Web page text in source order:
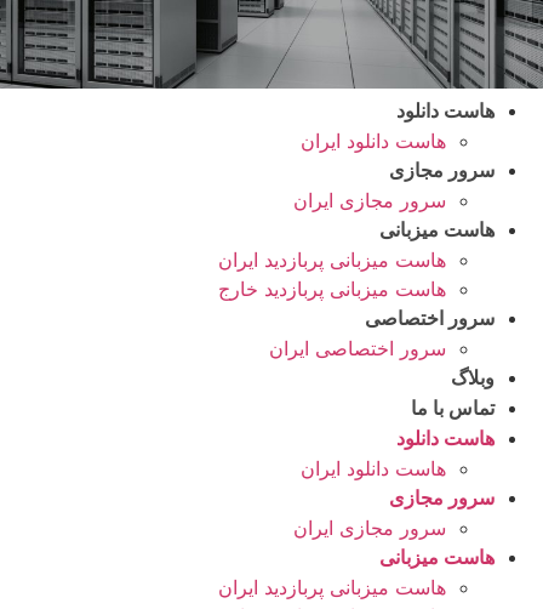
هاست دانلود
هاست دانلود ایران
سرور مجازی
سرور مجازی ایران
هاست میزبانی
هاست میزبانی پربازدید ایران
هاست میزبانی پربازدید خارج
سرور اختصاصی
سرور اختصاصی ایران
وبلاگ
تماس با ما
هاست دانلود
هاست دانلود ایران
سرور مجازی
سرور مجازی ایران
هاست میزبانی
هاست میزبانی پربازدید ایران